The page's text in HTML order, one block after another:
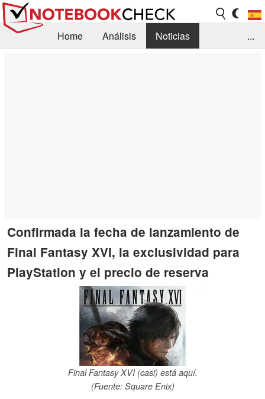
Home Análisis
Noticias
...
Confirmada la fecha de lanzamiento de
Final Fantasy XVI, la exclusividad para
PlayStation y el precio de reserva
Final Fantasy XVI (casi) está aquí.
(Fuente: Square Enix)